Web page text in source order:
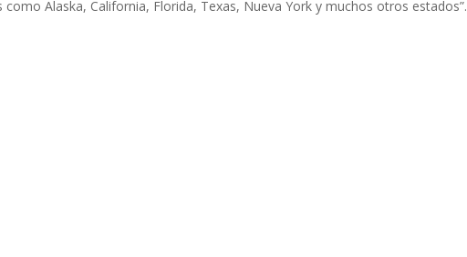
Alaska, California, Florida, Texas, Nueva York y muchos otros estados”.